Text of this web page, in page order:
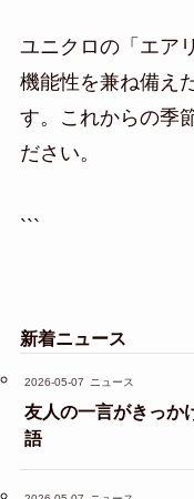
ユニクロの「エア
機能性を兼ね備え
す。これからの季
ださい。
```
新着ニュース
2026-05-07 ニュース
友人の一言がきっか
語